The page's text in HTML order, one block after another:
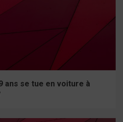
ans se tue en voiture à